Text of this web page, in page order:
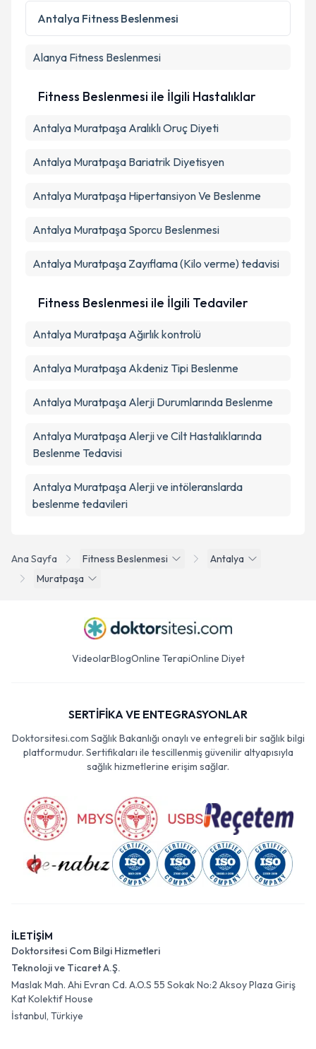
Metni 'ni okudum ve kişisel verilerimin belirtilen
kapsamda işlenmesini kabul ediyorum.
Ana Sayfa Fitness Beslenmesi
Antalya
Muratpaşa
Antalya Fitness Beslenmesi
Alanya Fitness Beslenmesi
Fitness Beslenmesi ile İlgili Hastalıklar
Antalya Muratpaşa Aralıklı Oruç Diyeti
Antalya Muratpaşa Bariatrik Diyetisyen
Antalya Muratpaşa Hipertansiyon Ve Beslenme
Antalya Muratpaşa Sporcu Beslenmesi
Antalya Muratpaşa Zayıflama (Kilo verme) tedavisi
Fitness Beslenmesi ile İlgili Tedaviler
Antalya Muratpaşa Ağırlık kontrolü
Antalya Muratpaşa Akdeniz Tipi Beslenme
Antalya Muratpaşa Alerji Durumlarında Beslenme
Antalya Muratpaşa Alerji ve Cilt Hastalıklarında
Beslenme Tedavisi
Antalya Muratpaşa Alerji ve intöleranslarda
beslenme tedavileri
VideolarBlogOnline TerapiOnline Diyet
SERTİFİKA VE ENTEGRASYONLAR
Doktorsitesi.com Sağlık Bakanlığı onaylı ve entegreli bir sağlık bilgi
platformudur. Sertifikaları ile tescillenmiş güvenilir altyapısıyla
sağlık hizmetlerine erişim sağlar.
İLETİŞİM
Doktorsitesi Com Bilgi Hizmetleri
Teknoloji ve Ticaret A.Ş.
Maslak Mah. Ahi Evran Cd. A.O.S 55 Sokak No:2 Aksoy Plaza Giriş
Kat Kolektif House
İstanbul, Türkiye